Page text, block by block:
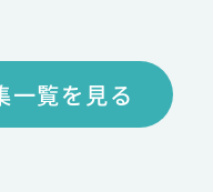
一覧を見る